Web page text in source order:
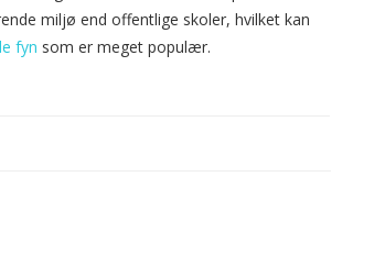
miljø end offentlige skoler, hvilket kan
fyn som er meget populær.